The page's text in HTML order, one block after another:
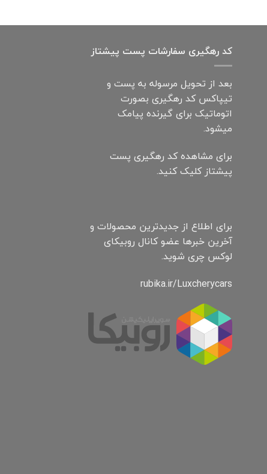
کد رهگیری سفارشات پست پیشتاز
بعد از تحویل مرسوله به پست و
تیپاکس کد رهگیری بصورت
اتوماتیک برای گیرنده پیامک
میشود.
برای مشاهده کد رهگیری پست
پیشتاز کلیک کنید.
برای اطلاع از جدیدترین محصولات و
آخرین خبرها عضو کانال روبیکای
لوکس چری شوید.
rubika.ir/Luxcherycars